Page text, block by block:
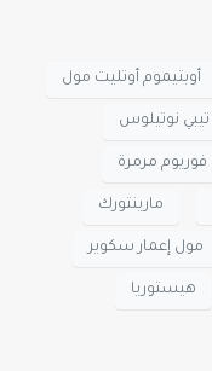
أوبتيموم أوتليت مول
تيبي نوتيلوس
فوريوم مرمرة
مارينتورك
مول إعمار سكوير
هيستوريا